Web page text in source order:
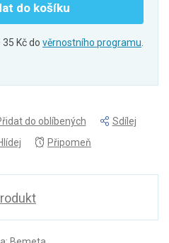
do košíku
Kč do věrnostního programu
do oblíbených
Sdílej
Připomeň